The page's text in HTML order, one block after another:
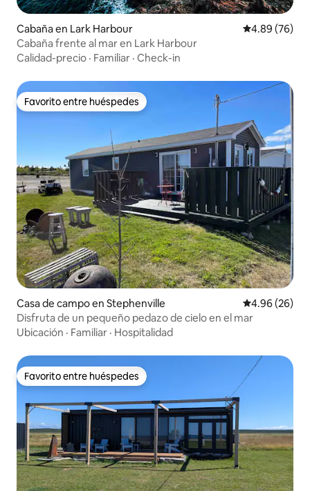
Cabaña en Lark Harbour Calificación
4.89 (76)
Cabaña frente al mar en Lark Harbour
Calidad-precio · Familiar · Check-in
Favorito entre huéspedes
Favorito entre huéspedes
Casa de campo en Stephenville Calificación
4.96 (26)
Disfruta de un pequeño pedazo de cielo en el mar
Ubicación · Familiar · Hospitalidad
Favorito entre huéspedes
Favorito entre huéspedes